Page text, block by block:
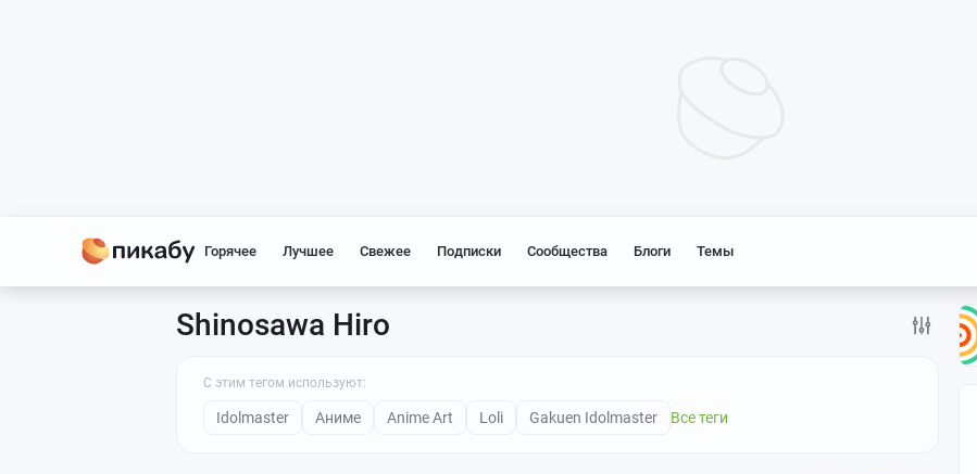
Горячее Лучшее Свежее Подписки Сообщества Блоги Темы
Shinosawa Hiro
С этим тегом используют:
Idolmaster Аниме Anime Art Loli Gakuen Idolmaster Все теги